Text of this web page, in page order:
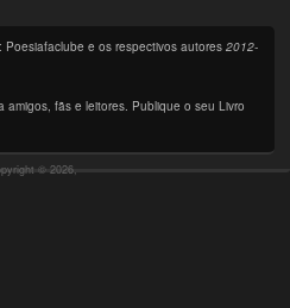
: Poesiafaclube e os respectivos autores2012-
amigos, fãs e leitores. Publique o seu Livro
© 2026,